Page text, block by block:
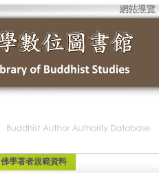
網站導覽
佛學著者規範資料